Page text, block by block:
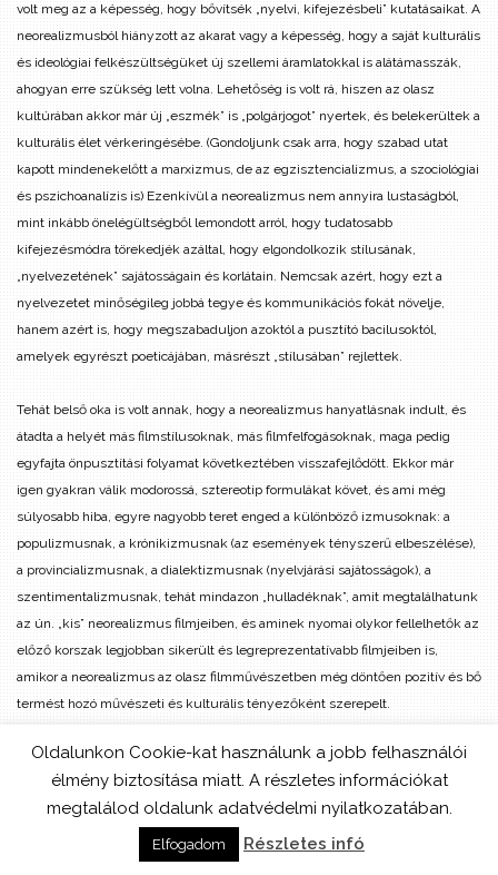
volt meg az a képesség, hogy bővítsék „nyelvi, kifejezésbeli” kutatásaikat. A
neorealizmusból hiányzott az akarat vagy a képesség, hogy a saját kulturális
és ideológiai felkészültségüket új szellemi áramlatokkal is alátámasszák,
ahogyan erre szükség lett volna. Lehetőség is volt rá, hiszen az olasz
kultúrában akkor már új „eszmék” is „polgárjogot” nyertek, és belekerültek a
kulturális élet vérkeringésébe. (Gondoljunk csak arra, hogy szabad utat
kapott mindenekelőtt a marxizmus, de az egzisztencializmus, a szociológiai
és pszichoanalízis is) Ezenkívül a neorealizmus nem annyira lustaságból,
mint inkább önelégültségből lemondott arról, hogy tudatosabb
kifejezésmódra törekedjék azáltal, hogy elgondolkozik stílusának,
„nyelvezetének” sajátosságain és korlátain. Nemcsak azért, hogy ezt a
nyelvezetet minőségileg jobbá tegye és kommunikációs fokát növelje,
hanem azért is, hogy megszabaduljon azoktól a pusztító bacilusoktól,
amelyek egyrészt poeticájában, másrészt „stílusában” rejlettek.
Tehát belső oka is volt annak, hogy a neorealizmus hanyatlásnak indult, és
átadta a helyét más filmstílusoknak, más filmfelfogásoknak, maga pedig
egyfajta önpusztítási folyamat következtében visszafejlődött. Ekkor már
igen gyakran válik modorossá, sztereotip formulákat követ, és ami még
súlyosabb hiba, egyre nagyobb teret enged a különböző izmusoknak: a
populizmusnak, a krónikizmusnak (az események tényszerű elbeszélése),
a provincializmusnak, a dialektizmusnak (nyelvjárási sajátosságok), a
szentimentalizmusnak, tehát mindazon „hulladéknak”, amit megtalálhatunk
az ún. „kis” neorealizmus filmjeiben, és aminek nyomai olykor fellelhetők az
előző korszak legjobban sikerült és legreprezentatívabb filmjeiben is,
amikor a neorealizmus az olasz filmművészetben még döntően pozitív és bő
termést hozó művészeti és kulturális tényezőként szerepelt.
És ha most visszatérünk arra, amit Rosselliniről korábban mondtunk, jobban
megértjük Rossellini türelmetlenségét és (művészi szempontból)
törvényszerű eltávolodását egy olyan ars poeticától, vagy jobban mondva egy
olyan ars poetica mindig ismétlődő témáitól és módszereitől, amely
hanyatlásakor már csak kliséket használt fel (noha az ő számára is
Oldalunkon Cookie-kat használunk a jobb felhasználói
élmény biztosítása miatt. A részletes információkat
megtalálod oldalunk adatvédelmi nyilatkozatában.
Elfogadom Részletes infó